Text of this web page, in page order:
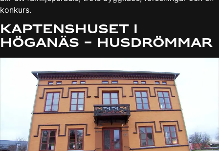
konkurs.
Kaptenshuset i
Höganäs – Husdrömmar